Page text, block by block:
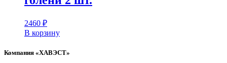
2460 ₽
В корзину
Компания «ХАВЭСТ»